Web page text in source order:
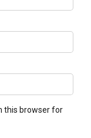
this browser for